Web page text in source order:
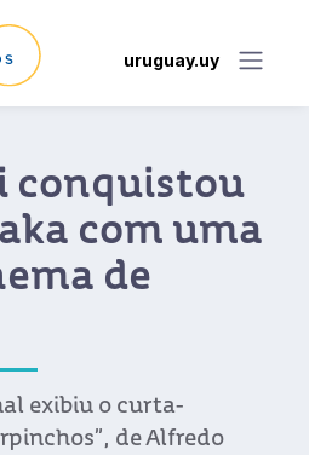
uruguay.uy
conquistou
com uma
de
exibiu o curta-
de Alfredo